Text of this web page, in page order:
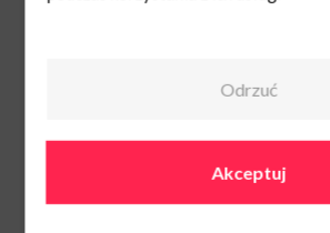
Odrzuć
Akceptuj